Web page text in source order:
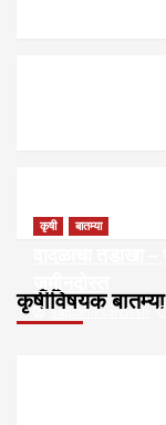
कृषीविषयक बातम्या
कृषी बातम्या
saptahiksandesh